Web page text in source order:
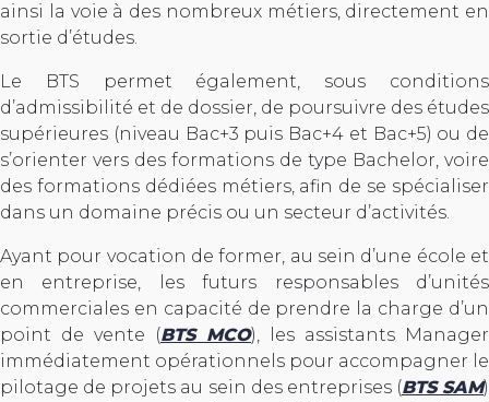
ainsi la voie à des nombreux métiers, directement en
sortie d’études.
Le BTS permet également, sous conditions
d’admissibilité et de dossier, de poursuivre des études
supérieures (niveau Bac+3 puis Bac+4 et Bac+5) ou de
s’orienter vers des formations de type Bachelor, voire
des formations dédiées métiers, afin de se spécialiser
dans un domaine précis ou un secteur d’activités.
Ayant pour vocation de former, au sein d’une école et
en entreprise, les futurs responsables d’unités
commerciales en capacité de prendre la charge d’un
point de vente (BTS MCO), les assistants Manager
immédiatement opérationnels pour accompagner le
pilotage de projets au sein des entreprises (BTS SAM)